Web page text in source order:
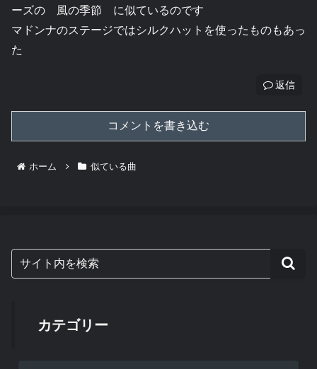
ーズの 風の季節 に似ているのです
マドンナのステージではシルクハットを使ったものもあっ
た
返信
コメントを書き込む
ホーム 似ている曲
カテゴリー